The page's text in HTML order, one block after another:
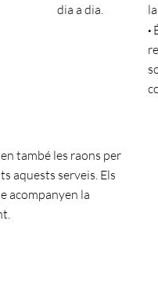
dia a dia.
·
també les raons per
aquests serveis. Els
acompanyen la